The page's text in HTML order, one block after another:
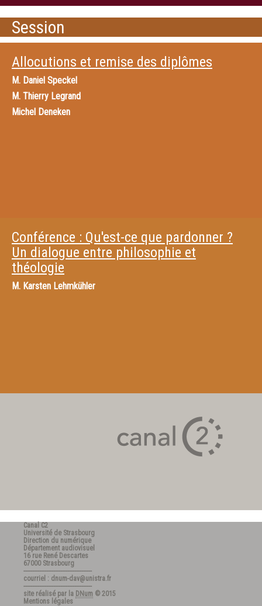
Session
Allocutions et remise des diplômes
M. Daniel Speckel
M. Thierry Legrand
Michel Deneken
Conférence : Qu'est-ce que pardonner ?
Un dialogue entre philosophie et
théologie
M. Karsten Lehmkühler
Canal C2
Université de Strasbourg
Direction du numérique
Département audiovisuel
16 rue René Descartes
67000 Strasbourg
---------------------------------------
courriel : dnum-dav@unistra.fr
---------------------------------------
site réalisé par la DNum © 2015
Mentions légales